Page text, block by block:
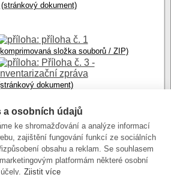
(stránkový dokument)
příloha č. 1
složka souborů / ZIP)
Příloha č. 3 -
Inventarizační zpráva
dokument)
o schvalování účetní
dokument)
Příloha č.2 - Výrok
(stránkový dokument)
a osobních údajů
ke shromažďování a analýze informací
zajištění fungování funkcí ze sociálních
obsahu a reklam. Se souhlasem
platformám některé osobní
Zjistit více